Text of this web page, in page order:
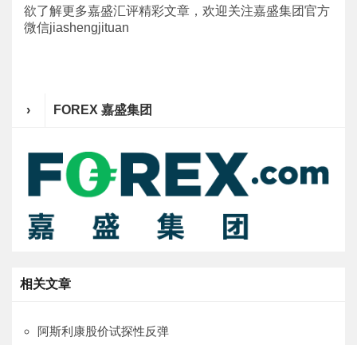
欲了解更多嘉盛汇评精彩文章，欢迎关注嘉盛集团官方
微信jiashengjituan
› FOREX 嘉盛集团
相关文章
阿斯利康股价试探性反弹